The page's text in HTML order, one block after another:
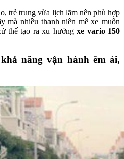
trẻ trung vừa lịch lãm nên phù hợp
mà nhiều thanh niên mê xe muốn
thế tạo ra xu hướngxe vario 150
năng vận hành êm ái,